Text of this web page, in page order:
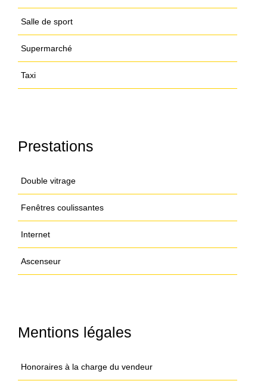
Salle de sport
Supermarché
Taxi
Prestations
Double vitrage
Fenêtres coulissantes
Internet
Ascenseur
Mentions légales
Honoraires à la charge du vendeur